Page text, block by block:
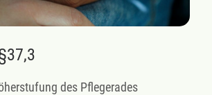
des Pflegerades